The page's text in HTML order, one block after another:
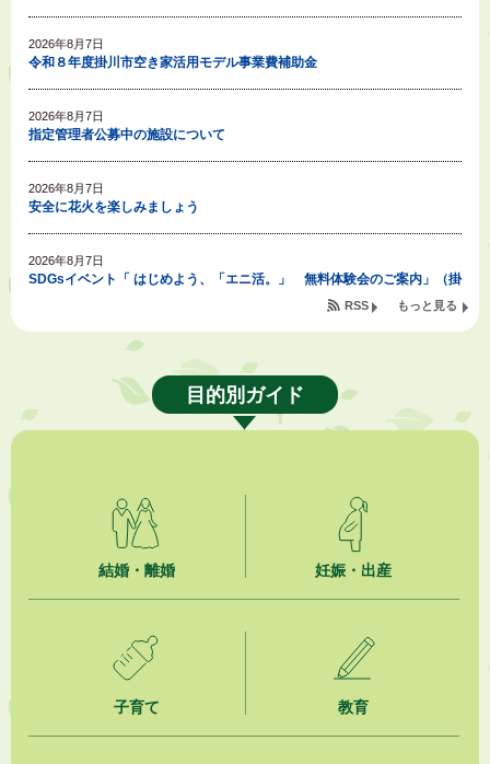
2026年8月7日
令和８年度掛川市空き家活用モデル事業費補助金
2026年8月7日
指定管理者公募中の施設について
2026年8月7日
安全に花火を楽しみましょう
2026年8月7日
SDGsイベント「 はじめよう、「エニ活。」 無料体験会のご案内」（掛
2026年8月6日
就職・転職相談会のご案内
2026年8月6日
ジュビロ磐田（情報提供・お知らせ）
もっと見る
RSS
目的別ガイド
結婚・離婚 妊娠・出産
子育て 教育